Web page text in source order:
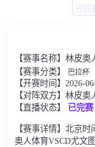
其他赛事
巴拉
【赛事名称】林皮
【赛事分类】
巴拉杯
【开赛时间】2026-
【对阵双方】林皮
【直播状态】
已完赛
【赛事详情】北京
奥人体育VSCD尤文